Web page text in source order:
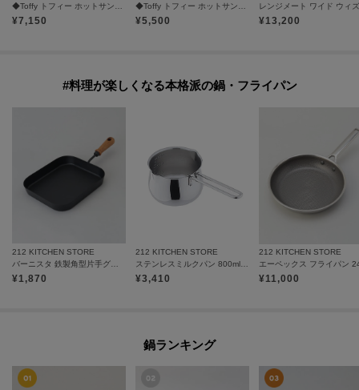
◆Toffy トフィー ホットサンドメーカー
¥7,150
◆Toffy トフィー ホットサンドメーカー ハーフ
¥5,500 ¥13,200
#料理が楽しくなる本格派の鍋・フライパン
212 KITCHEN STORE
¥1,870
212 KITCHEN STORE
¥3,410
212 KITCHEN STORE
¥11,000
鍋ランキング